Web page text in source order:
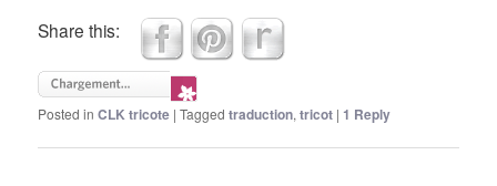
Share this:
Posted in CLK tricote |Tagged traduction,tricot | 1 Reply